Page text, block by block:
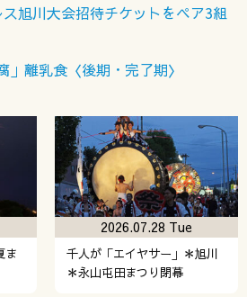
旭川大会招待チケットをペア3組
」離乳食〈後期・完了期〉
ま
千人が「エイヤサー」＊旭川
＊永山屯田まつり閉幕
2026.07.28 Tue